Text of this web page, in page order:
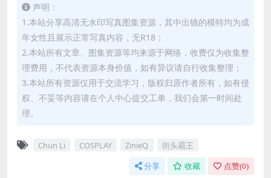
声明：
1.本站分享高清无水印写真图集资源，其中出镜的模特均为成
年女性且展示正常写真内容，无R18；
2.本站所有文章、图集资源等均来源于网络，收费仅为收集整
理费用，不代表资源本身价值，如有异议请自行收集整理；
3.本站所有资源仅用于交流学习，版权归原作者所有，如有侵
权、不妥等内容请在个人中心提交工单，我们会第一时间处
理。
Chun Li COSPLAY ZinieQ 街头霸王
分享 收藏 点赞(0)